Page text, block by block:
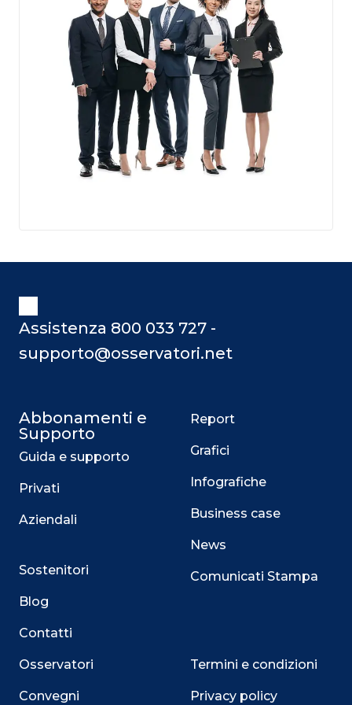
Assistenza 800 033 727 -
supporto@osservatori.net
Abbonamenti e
Supporto
Guida e supporto
Privati
Aziendali
Sostenitori
Blog
Contatti
Osservatori
Convegni
Report
Grafici
Infografiche
Business case
News
Comunicati Stampa
Termini e condizioni
Privacy policy